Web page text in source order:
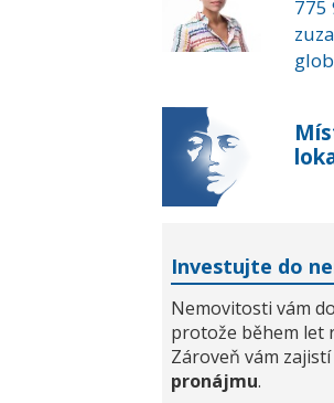
775
Investujte do
Nemovitosti vám
protože během let
Zároveň vám
pronájmu.